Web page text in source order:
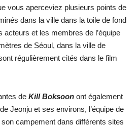
vous aperceviez plusieurs points de
dans la ville dans la toile de fond
et les membres de l’équipe
de Séoul, dans la ville de
régulièrement cités dans le film
de Kill Boksoon ont également
Jeonju et ses environs, l’équipe de
campement dans différents sites